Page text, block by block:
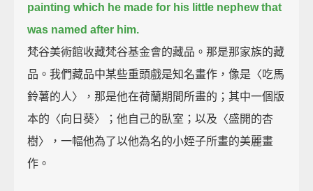
painting which he made for his little nephew that
was named after him.
梵谷美術館收藏梵谷基金會的藏品。那是那家族的藏
品。我們藏品中某些重頭戲是知名畫作，像是〈吃馬
鈴薯的人〉，那是他在荷蘭期間所畫的；其中一個版
本的〈向日葵〉；他自己的臥室；以及〈盛開的杏
樹〉，一幅他為了以他為名的小姪子所畫的美麗畫
作。